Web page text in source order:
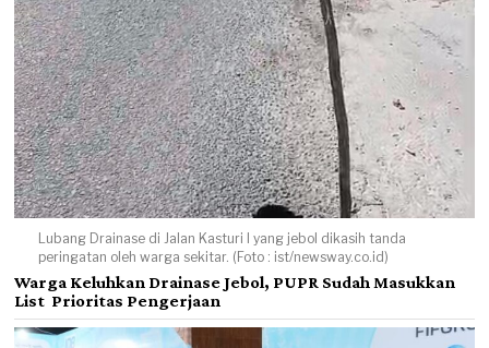
Lubang Drainase di Jalan Kasturi I yang jebol dikasih tanda
peringatan oleh warga sekitar. (Foto : ist/newsway.co.id)
Warga Keluhkan Drainase Jebol, PUPR Sudah Masukkan
List Prioritas Pengerjaan